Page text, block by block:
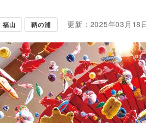
福山 鞆の浦 更新：2025年03月18